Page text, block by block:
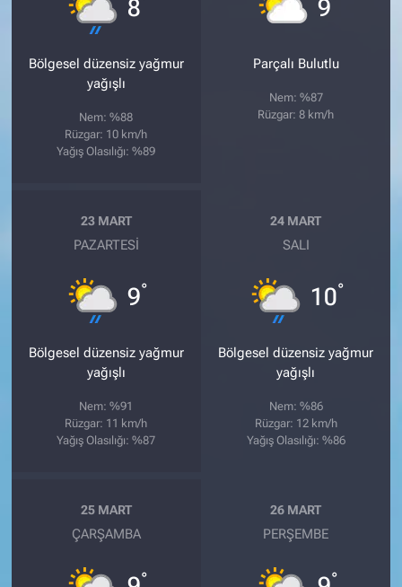
8
Bölgesel düzensiz yağmur
yağışlı
Nem: %88
Rüzgar: 10 km/h
Yağış Olasılığı: %89
9
Parçalı Bulutlu
Nem: %87
Rüzgar: 8 km/h
23 MART
PAZARTESI
9°
Bölgesel düzensiz yağmur
yağışlı
Nem: %91
Rüzgar: 11 km/h
Yağış Olasılığı: %87
24 MART
SALI
10°
Bölgesel düzensiz yağmur
yağışlı
Nem: %86
Rüzgar: 12 km/h
Yağış Olasılığı: %86
25 MART
ÇARŞAMBA
°
26 MART
PERŞEMBE
°